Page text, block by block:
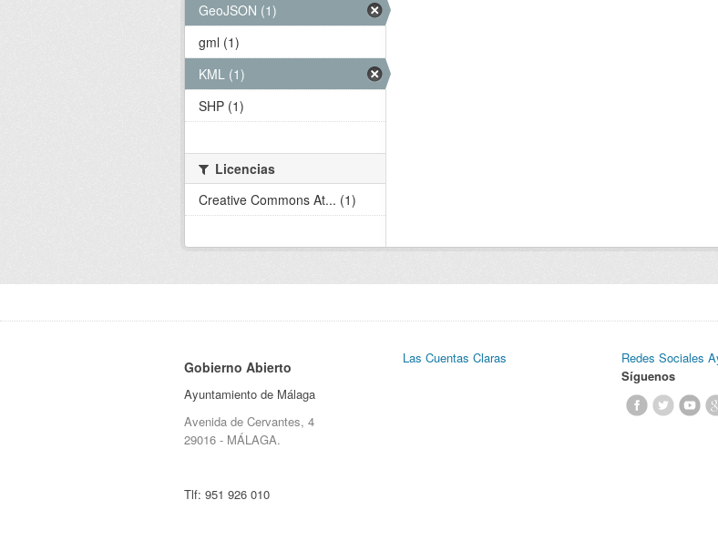
GeoJSON (1)
gml (1)
KML (1)
SHP (1)
Licencias
Creative Commons At... (1)
Gobierno Abierto
Ayuntamiento de Málaga
Avenida de Cervantes, 4
29016 - MÁLAGA.
Tlf: 951 926 010
Las Cuentas Claras
Redes Sociales
Síguenos